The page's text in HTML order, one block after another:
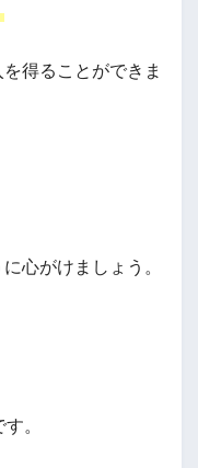
得ることができま
心がけましょう。
。